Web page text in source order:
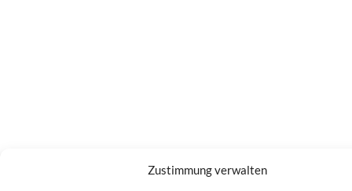
Zustimmung verwalten